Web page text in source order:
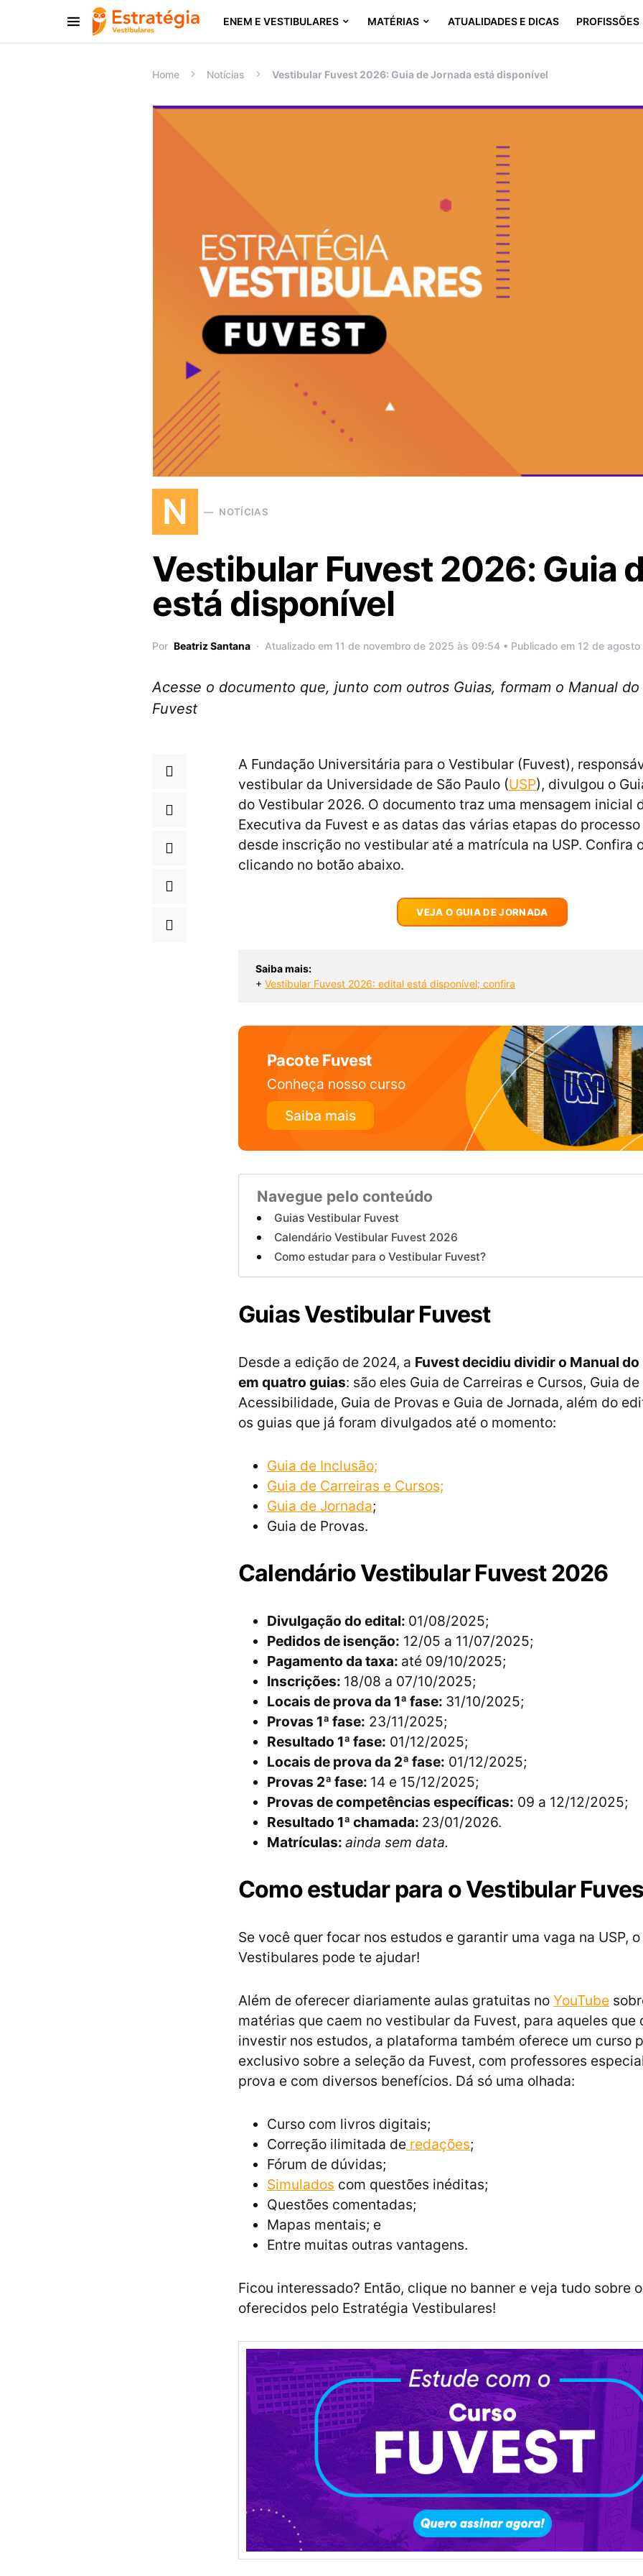
ENEM E VESTIBULARES MATÉRIAS ATUALIDADES E DICAS PROFISSÕES
Procurar:
Home Notícias Vestibular Fuvest 2026: Guia de Jornada está disponível
N NOTÍCIAS
Vestibular Fuvest 2026: Guia
está disponível
Por Beatriz Santana Atualizado em 11 de novembro de 2025 às 09:54 • Publicado em 12 de
Acesse o documento que, junto com outros Guias, formam o Manual
Fuvest
A Fundação Universitária para o Vestibular (Fuvest),
vestibular da Universidade de São Paulo (USP), divulgou o
do Vestibular 2026. O documento traz uma mensagem inicial
Executiva da Fuvest e as datas das várias etapas do
desde inscrição no vestibular até a matrícula na USP. Confira
clicando no botão abaixo.
VEJA O GUIA DE JORNADA
Saiba mais:
+ Vestibular Fuvest 2026: edital está disponível; confira
Pacote Fuvest
Conheça nosso curso
Saiba mais
Navegue pelo conteúdo
Guias Vestibular Fuvest
Calendário Vestibular Fuvest 2026
Como estudar para o Vestibular Fuvest?
Guias Vestibular Fuvest
Desde a edição de 2024, a Fuvest decidiu dividir o Manual
em quatro guias: são eles Guia de Carreiras e Cursos, Guia
Acessibilidade, Guia de Provas e Guia de Jornada, além do
os guias que já foram divulgados até o momento:
Guia de Inclusão;
Guia de Carreiras e Cursos;
Guia de Jornada;
Guia de Provas.
Calendário Vestibular Fuvest 2026
Divulgação do edital: 01/08/2025;
Pedidos de isenção: 12/05 a 11/07/2025;
Pagamento da taxa: até 09/10/2025;
Inscrições: 18/08 a 07/10/2025;
Locais de prova da 1ª fase: 31/10/2025;
Provas 1ª fase: 23/11/2025;
Resultado 1ª fase: 01/12/2025;
Locais de prova da 2ª fase: 01/12/2025;
Provas 2ª fase: 14 e 15/12/2025;
Provas de competências específicas: 09 a 12/12/2025;
Resultado 1ª chamada: 23/01/2026.
Matrículas: ainda sem data.
Como estudar para o Vestibular
Se você quer focar nos estudos e garantir uma vaga na USP,
Vestibulares pode te ajudar!
Além de oferecer diariamente aulas gratuitas no YouTube
matérias que caem no vestibular da Fuvest, para aqueles que
investir nos estudos, a plataforma também oferece um curso
exclusivo sobre a seleção da Fuvest, com professores
prova e com diversos benefícios. Dá só uma olhada:
Curso com livros digitais;
Correção ilimitada de redações;
Fórum de dúvidas;
Simulados com questões inéditas;
Questões comentadas;
Mapas mentais; e
Entre muitas outras vantagens.
Ficou interessado? Então, clique no banner e veja tudo sobre
oferecidos pelo Estratégia Vestibulares!